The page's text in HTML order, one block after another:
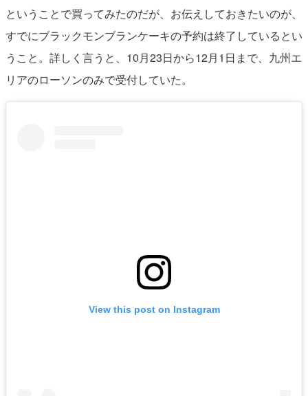
ということで買ってみたのだが、お伝えしておきたいのが、
すでにブラックモンブランケーキの予約は終了しているとい
うこと。詳しく言うと、10月23日から12月1日まで、九州エ
リアのローソンのみで受付していた。
View this post on Instagram